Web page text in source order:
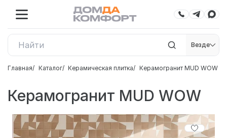
Везде
Главная Каталог Керамическая плитка Керамогранит MUD WOW
Керамогранит MUD WOW